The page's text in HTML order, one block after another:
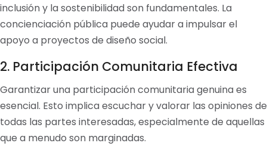
inclusión y la sostenibilidad son fundamentales. La
concienciación pública puede ayudar a impulsar el
apoyo a proyectos de diseño social.
2. Participación Comunitaria Efectiva
Garantizar una participación comunitaria genuina es
esencial. Esto implica escuchar y valorar las opiniones de
todas las partes interesadas, especialmente de aquellas
que a menudo son marginadas.